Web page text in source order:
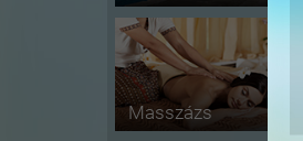
Masszázs